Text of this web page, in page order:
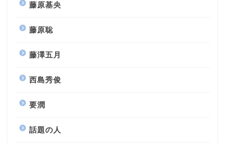
藤原基央
藤原聡
藤澤五月
西島秀俊
要潤
話題の人